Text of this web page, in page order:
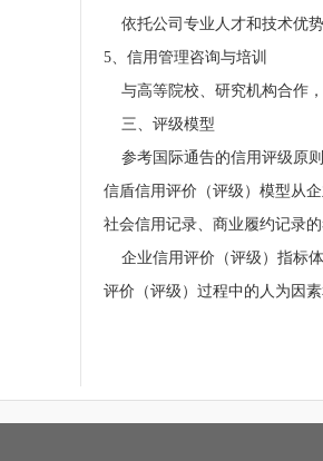
依托公司专业人才和技术优
5、信用管理咨询与培训
与高等院校、研究机构合作
三、评级模型
参考国际通告的信用评级原
信盾信用评价（评级）模型从
社会信用记录、商业履约记录
企业信用评价（评级）指标
评价（评级）过程中的人为因